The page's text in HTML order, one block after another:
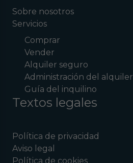
Sobre nosotros
Servicios
Comprar
Vender
Alquiler seguro
Administración del alquiler
Guía del inquilino
Textos legales
Política de privacidad
Aviso legal
Política de cookies